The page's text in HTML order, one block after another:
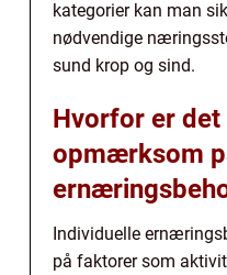
kategorier kan man
nødvendige
sund krop og sind.
Hvorfor er
opmærksom
Individuelle
på faktorer som